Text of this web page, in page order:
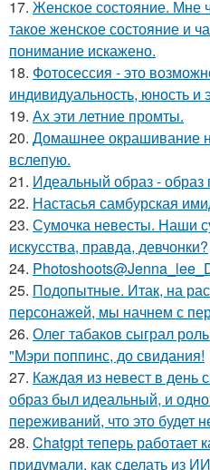
17. Женское состояние. Мне
такое женское состояние и
понимание искажено.
18. Фотосессия - это
индивидуальность, юность и
19. Ах эти летние промты.
20. Домашнее окрашивание
вслепую.
21. Идеальный образ -
22. Настасья самбурская
23. Сумочка невесты. Наши
искусства, правда, девчонки?
24.
25. Подопытные. Итак, на
персонажей, мы начнем с
26. Олег табаков сыграл
"Мэри поппинс, до свидания!
27. Каждая из невест в день
образ был идеальный, и
переживаний, что это будет
28. Chatgpt теперь работает
придумали, как сделать из